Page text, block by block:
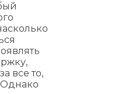
все то,
Однако